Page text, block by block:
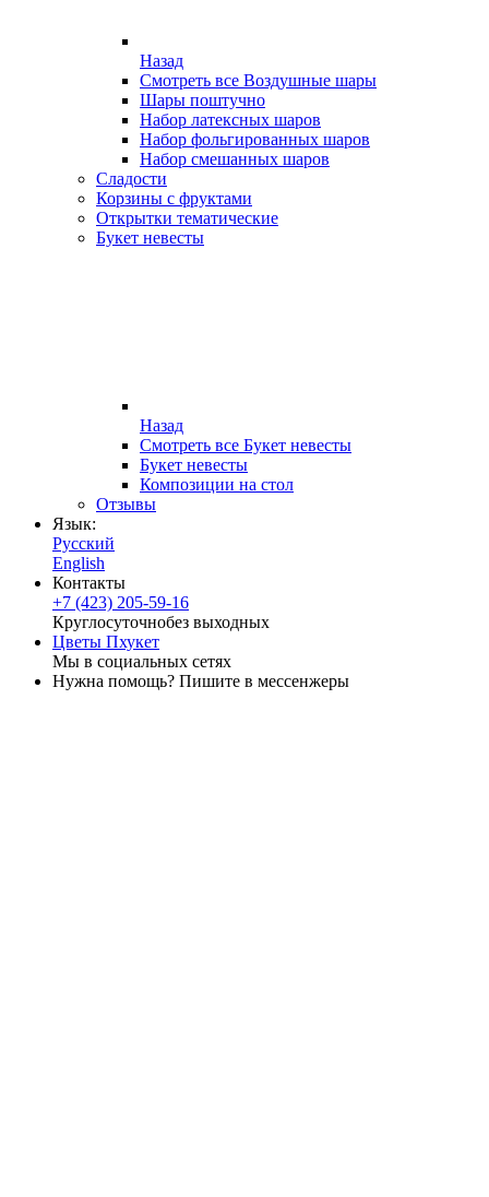
Назад
Смотреть все Воздушные шары
Шары поштучно
Набор латексных шаров
Набор фольгированных шаров
Набор смешанных шаров
Сладости
Корзины с фруктами
Открытки тематические
Букет невесты
Назад
Смотреть все Букет невесты
Букет невесты
Композиции на стол
Отзывы
Язык:
Русский
English
Контакты
+7 (423) 205-59-16
Круглосуточнобез выходных
Цветы Пхукет
Мы в социальных сетях
Нужна помощь? Пишите в мессенжеры